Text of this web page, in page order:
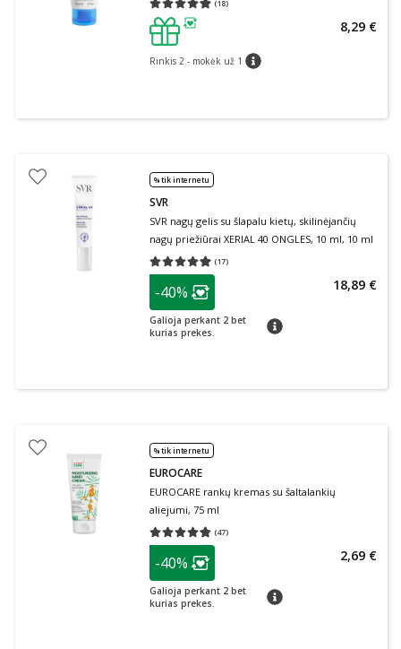
(18)
Vidutinis įvertinimas 4.83
patarimas
Rinkis 2 - mokėk už 1 patarimas
8,29 €
% tik internetu
SVR
SVR nagų gelis su šlapalu kietų, skilinėjančių
nagų priežiūrai XERIAL 40 ONGLES, 10 ml, 10 ml
(17)
Vidutinis įvertinimas 4.94
patarimas
Lojalumo klubo narių nuolaida
-40%
Galioja perkant 2 bet
kurias prekes.
patarimas
18,89 €
% tik internetu
EUROCARE
EUROCARE rankų kremas su šaltalankių
aliejumi, 75 ml
(47)
Vidutinis įvertinimas 4.77
patarimas
Lojalumo klubo narių nuolaida
-40%
Galioja perkant 2 bet
kurias prekes.
patarimas
2,69 €